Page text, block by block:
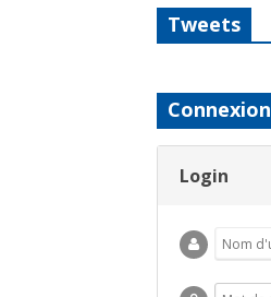
Tweets
Connexion
Login